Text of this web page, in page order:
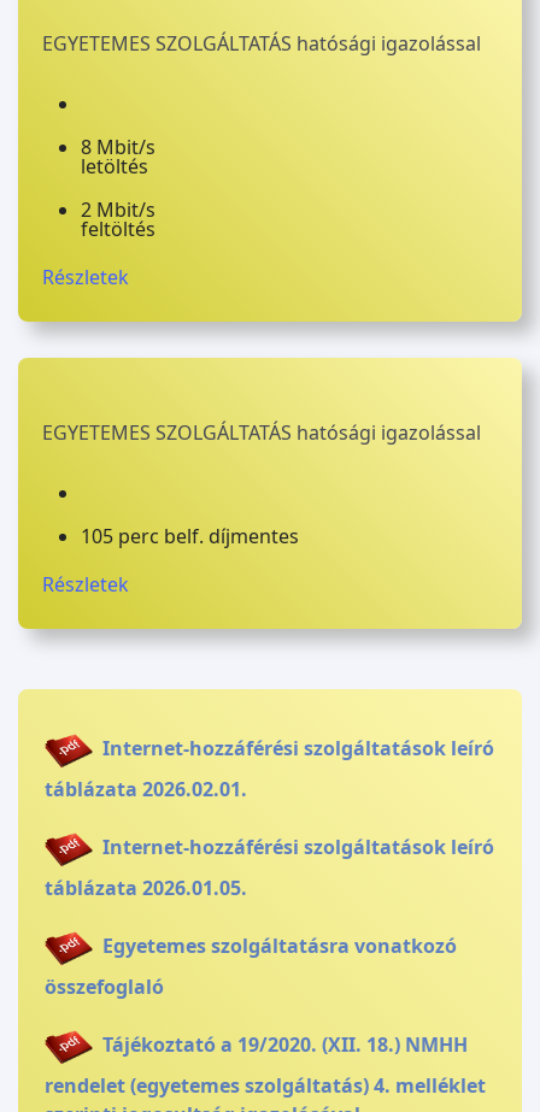
EGYETEMES SZOLGÁLTATÁS hatósági igazolással
8 Mbit/s
letöltés
2 Mbit/s
feltöltés
Részletek
EGYETEMES SZOLGÁLTATÁS hatósági igazolással
105 perc belf. díjmentes
Részletek
Internet-hozzáférési szolgáltatások leíró
táblázata 2026.02.01.
Internet-hozzáférési szolgáltatások leíró
táblázata 2026.01.05.
Egyetemes szolgáltatásra vonatkozó
összefoglaló
Tájékoztató a 19/2020. (XII. 18.) NMHH
rendelet (egyetemes szolgáltatás) 4. melléklet